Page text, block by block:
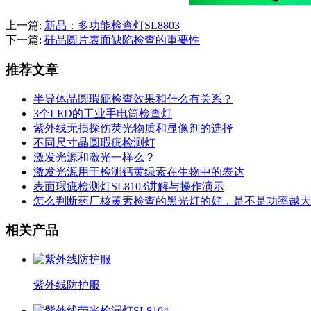
上一篇: 新品：多功能检查灯SL8803
下一篇: 硅晶圆片表面缺陷检查的重要性
推荐文章
半导体晶圆瑕疵检查效果和什么有关系？
3个LED的工业手电筒检查灯
紫外线无损探伤荧光物质和显像剂的选择
不同尺寸晶圆瑕疵检测灯
激发光源和激光一样么？
激发光源用于检测钙黄绿素在生物中的表达
表面瑕疵检测灯SL8103讲解与操作演示
怎么判断药厂核黄素检查的黑光灯的好，是不是功率越
相关产品
紫外线防护服